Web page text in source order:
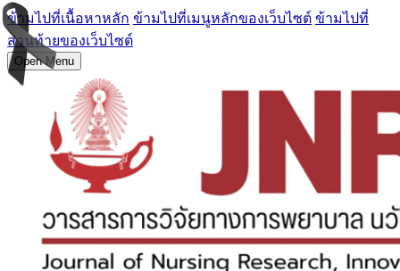
ข้ามไปที่เนื้อหาหลัก ข้ามไปที่เมนูหลักของเว็บไซต์ ข้ามไปที่
ส่วนท้ายของเว็บไซต์
Open Menu